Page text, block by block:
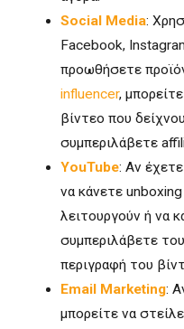
Social Media:
Facebook,
προωθήσετε
influencer,
βίντεο που
συμπεριλάβετε
YouTube: Αν
να κάνετε
λειτουργούν ή να
συμπεριλάβετε
περιγραφή του
Email Marketing:
μπορείτε να